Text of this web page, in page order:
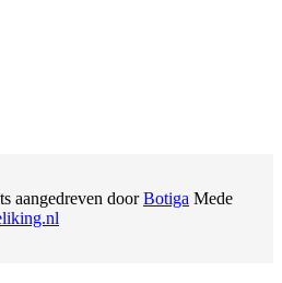
aangedreven doorBotiga Mede